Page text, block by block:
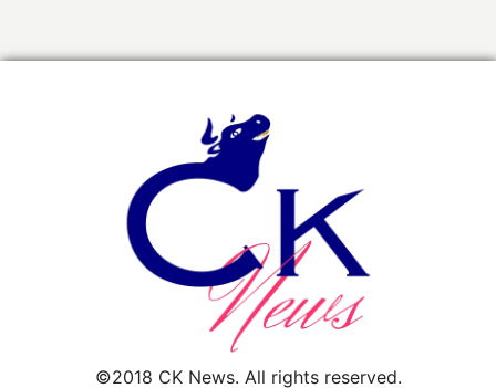
©2018 CK News. All rights reserved.